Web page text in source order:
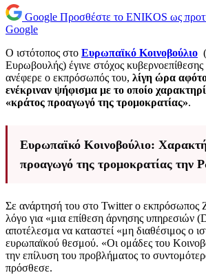
Google Προσθέστε το ENIKOS ως
Google
Ο ιστότοπος στο Ευρωπαϊκό Κοινοβούλιο
Ευρωβουλής) έγινε στόχος
ανέφερε ο εκπρόσωπός του, λίγη ώρα
ενέκριναν ψήφισμα με το οποίο
«κράτος προαγωγό της τρομοκρατίας».
Ευρωπαϊκό Κοινοβούλιο:
προαγωγό της τρομοκρατίας την
Σε ανάρτησή του στο Twitter ο εκπρόσωπος
λόγο για «μια επίθεση άρνησης υπηρεσιών
αποτέλεσμα να καταστεί «μη διαθέσιμος ο
ευρωπαϊκού θεσμού. «Οι ομάδες του
την επίλυση του προβλήματος το
πρόσθεσε.